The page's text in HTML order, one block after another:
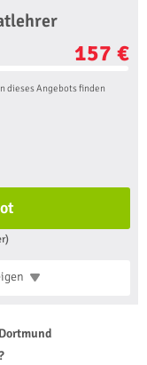
157 €
dieses Angebots finden